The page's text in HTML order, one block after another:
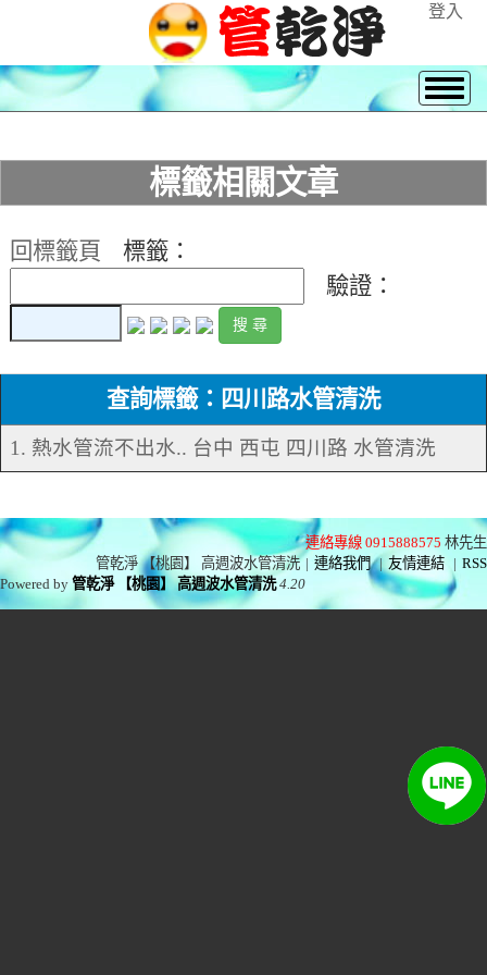
登入
標籤相關文章
回標籤頁
標籤：
驗證：
查詢標籤：四川路水管清洗
1. 熱水管流不出水.. 台中 西屯 四川路 水管清洗
連絡專線 0915888575 林先生
管乾淨 【桃園】 高週波水管清洗 | 連絡我們 | 友情連結 | RSS
Powered by管乾淨 【桃園】 高週波水管清洗 4.20